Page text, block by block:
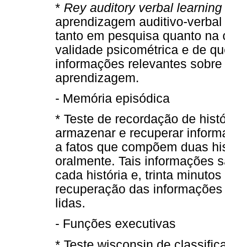
* Rey auditory verbal learning
aprendizagem auditivo-
tanto em pesquisa quanto
validade psicométrica e de
informações relevantes
aprendizagem.
- Memória episódica
* Teste de recordação de
armazenar e recuperar
a fatos que compõem duas
oralmente. Tais informações
cada história e, trinta
recuperação das
lidas.
- Funções executivas